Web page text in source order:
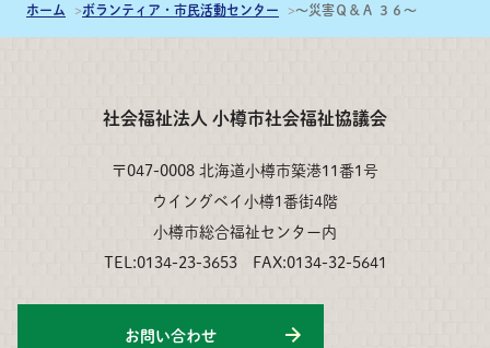
ホーム
ボランティア・市民活動センター ～災害Ｑ＆Ａ ３６～
社会福祉法人 小樽市社会福祉協議会
〒047-0008 北海道小樽市築港11番1号
ウイングベイ小樽1番街4階
小樽市総合福祉センター内
TEL:0134-23-3653 FAX:0134-32-5641
お問い合わせ